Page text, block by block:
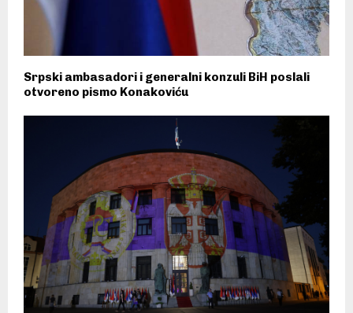
Srpski ambasadori i generalni konzuli BiH poslali
otvoreno pismo Konakoviću